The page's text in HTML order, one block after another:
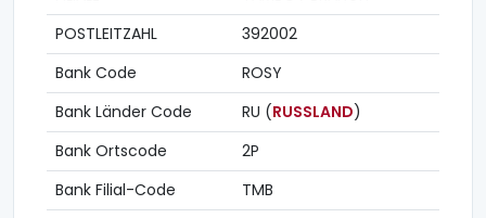
POSTLEITZAHL
392002
Bank Code
ROSY
Bank Länder Code
RU (RUSSLAND)
Bank Ortscode
2P
Bank Filial-Code
TMB